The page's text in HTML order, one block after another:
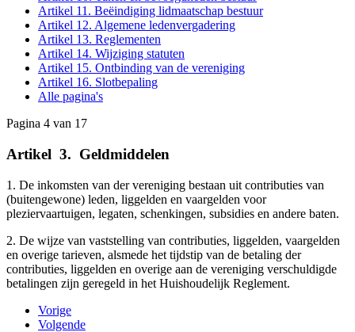
Artikel 11. Beëindiging lidmaatschap bestuur
Artikel 12. Algemene ledenvergadering
Artikel 13. Reglementen
Artikel 14. Wijziging statuten
Artikel 15. Ontbinding van de vereniging
Artikel 16. Slotbepaling
Alle pagina's
Pagina 4 van 17
Artikel 3. Geldmiddelen
1. De inkomsten van der vereniging bestaan uit contributies van
(buitengewone) leden, liggelden en vaargelden voor
pleziervaartuigen, legaten, schenkingen, subsidies en andere baten.
2. De wijze van vaststelling van contributies, liggelden, vaargelden
en overige tarieven, alsmede het tijdstip van de betaling der
contributies, liggelden en overige aan de vereniging verschuldigde
betalingen zijn geregeld in het Huishoudelijk Reglement.
Vorige
Volgende